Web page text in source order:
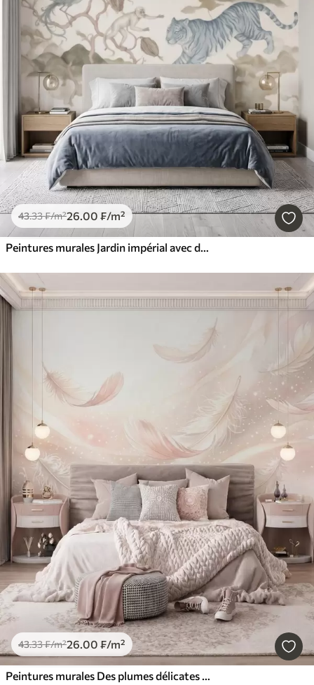
43.33₣/m²26.00 ₣/m²
Peintures murales Jardin impérial avec des animaux de style oriental : singe, léopard, tigre, paon et héron
43.33₣/m²26.00 ₣/m²
Peintures murales Des plumes délicates et aériennes, nimbées d'une brume rose-pêche aux reflets chatoyants